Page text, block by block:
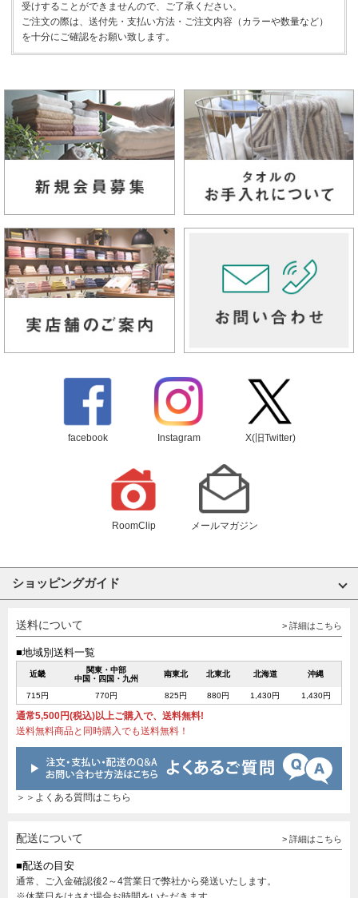
受けすることができませんので、ご了承ください。
ご注文の際は、送付先・支払い方法・ご注文内容（カラーや数量など）
を十分にご確認をお願い致します。
facebook Instagram X(旧Twitter)
RoomClip メールマガジン
ショッピングガイド
送料について > 詳細はこちら
■地域別送料一覧
近畿
関東・中部
中国・四国・九州
南東北 北東北 北海道 沖縄
715円 770円 825円 880円 1,430円 1,430円
通常5,500円(税込)以上ご購入で、送料無料!
送料無料商品と同時購入でも送料無料！
＞＞よくある質問はこちら
配送について > 詳細はこちら
■配送の目安
通常、ご入金確認後2～4営業日で弊社から発送いたします。